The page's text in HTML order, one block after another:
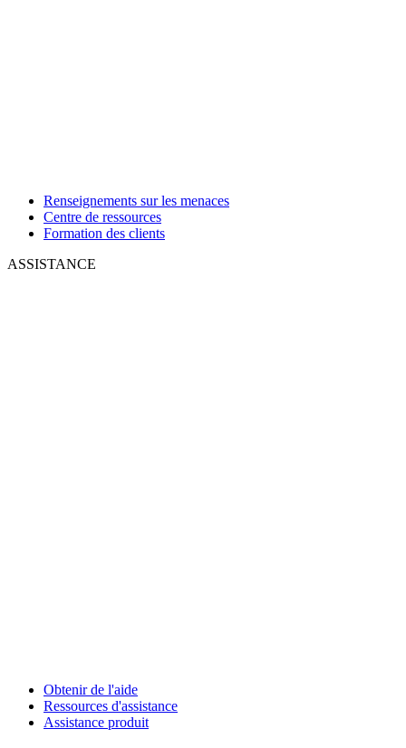
Renseignements sur les menaces
Centre de ressources
Formation des clients
ASSISTANCE
Obtenir de l'aide
Ressources d'assistance
Assistance produit